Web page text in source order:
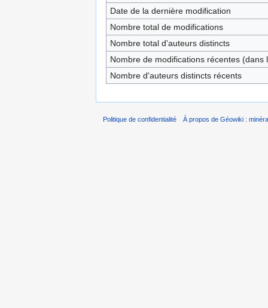
Date de la dernière modification
Nombre total de modifications
Nombre total d'auteurs distincts
Nombre de modifications récentes (dans
Nombre d'auteurs distincts récents
Politique de confidentialité À propos de Géowiki :